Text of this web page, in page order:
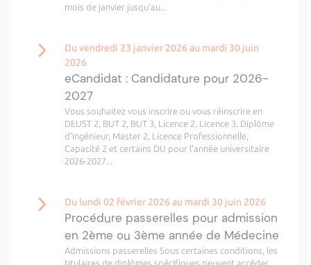
mois de janvier jusqu'au...
Du vendredi 23 janvier 2026 au mardi 30 juin
2026
eCandidat : Candidature pour 2026-
2027
Vous souhaitez vous inscrire ou vous réinscrire en
DEUST 2, BUT 2, BUT 3, Licence 2, Licence 3, Diplôme
d’Ingénieur, Master 2, Licence Professionnelle,
Capacité 2 et certains DU pour l'année universitaire
2026-2027...
Du lundi 02 février 2026 au mardi 30 juin 2026
Procédure passerelles pour admission
en 2ème ou 3ème année de Médecine
Admissions passerelles Sous certaines conditions, les
titulaires de diplômes spécifiques peuvent accéder